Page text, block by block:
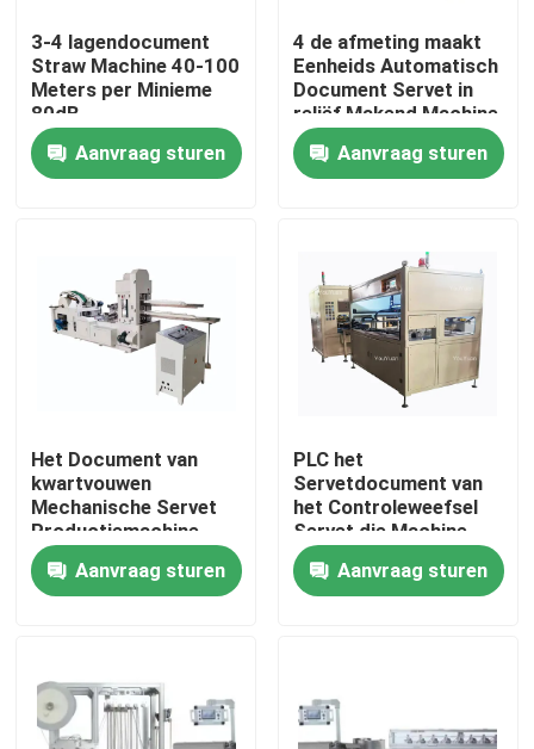
Thuis
Over ons
Producten
VR-show
gezichtsweefselmachine
Document Servetmachine
papieren zakdoekjesnijmachine
3-4 lagendocument
Straw Machine 40-100
Meters per Minieme
80dB
Aanvraag sturen
4 de afmeting maakt
Eenheids Automatisch
Document Servet in
reliëf Makend Machine
zonder Lijm
Aanvraag sturen
Het Document van
kwartvouwen
Mechanische Servet
Productiemachine
230*230mm
Aanvraag sturen
PLC het
Servetdocument van
het Controleweefsel
Servet die Machine
maken het Bespuiten
inktenAanvraag sturen